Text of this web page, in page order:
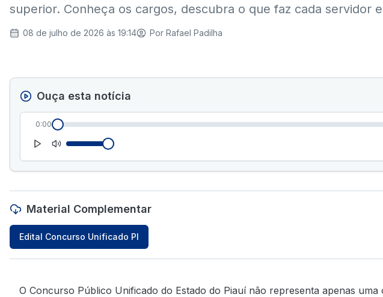
superior. Conheça os cargos, descubra o que faz cada servidor
08 de julho de 2026 às 19:14 Por Rafael Padilha
Ouça esta notícia
0:00
Material Complementar
Edital Concurso Unificado PI
O Concurso Público Unificado do Estado do Piauí não representa apenas